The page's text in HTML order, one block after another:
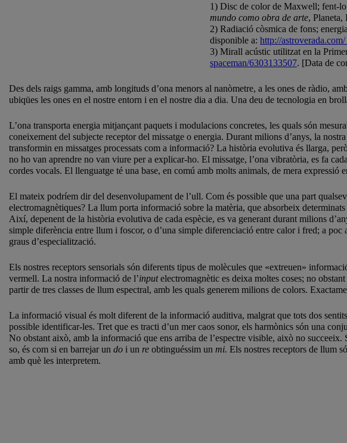
1) Disc de color de Maxwell; fent-
mundo como obra de arte, Planeta,
2) Radiació còsmica de fons;
disponible a: http://
3) Mirall acústic utilitzat en la
spaceman/6303133507. [Data de
Des dels raigs gamma, amb longituds d’ona menors al nanòmetre, a les ones de ràdio,
ubiqües les ones en el nostre entorn i en el nostre dia a dia. Una deu de tecnologia en
L’ona transporta energia mitjançant paquets i modulacions concretes, les quals són
coneixement del subjecte receptor del missatge o energia. Durant milions d’anys, la
transformin en missatges processats com a informació? La història evolutiva és llarga,
no ho van aprendre no van viure per a explicar-ho. El missatge, l’ona vibratòria, es fa
cordes vocals. El llenguatge té una base, en comú amb molts animals, de mera
El mateix podríem dir del desenvolupament de l’ull. Com és possible que una part
electromagnètiques? La llum porta informació sobre la matèria, que absorbeix
Així, depenent de la història evolutiva de cada espècie, es va generant durant milions
simple diferència entre llum i foscor, o d’una simple diferenciació entre calor i fred; a
graus d’especialització.
Els nostres receptors sensorials són diferents tipus de molècules que «extreuen»
vermell. La nostra informació de l’inputelectromagnètic es deixa moltes coses; no
partir de tres classes de llum espectral, amb les quals generem milions de colors.
La informació visual és molt diferent de la informació auditiva, malgrat que tots dos
possible identificar-les. Tret que es tracti d’un mer caos sonor, els harmònics són una
No obstant això, amb la informació que ens arriba de l’espectre visible, això no
so, és com si en barrejar un do i un re obtinguéssim un mi. Els nostres receptors de llum
amb què les interpretem.